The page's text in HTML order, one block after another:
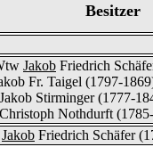
Besitzer
Jakob Friedrich
Fr. Taigel (1797-
Stirminger (1777-
Nothdurft
Jakob Friedrich Schäfer